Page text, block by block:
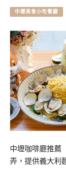
中壢美食小吃餐廳
中壢咖啡廳推薦
弄，提供義大利